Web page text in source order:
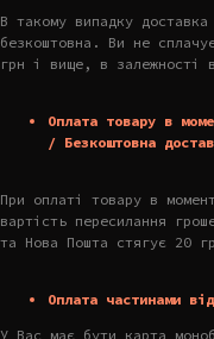
В такому випадку
безкоштовна. Ви не
грн і вище, в залежності
Оплата товару в
/ Безкоштовна
При оплаті товару в
вартість пересилання
та Нова Пошта стягує 20
Оплата частинами
У Вас має бути карта